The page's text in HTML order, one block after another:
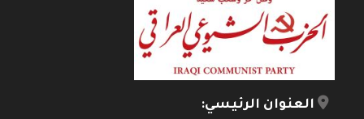
العنوان الرئيسي: